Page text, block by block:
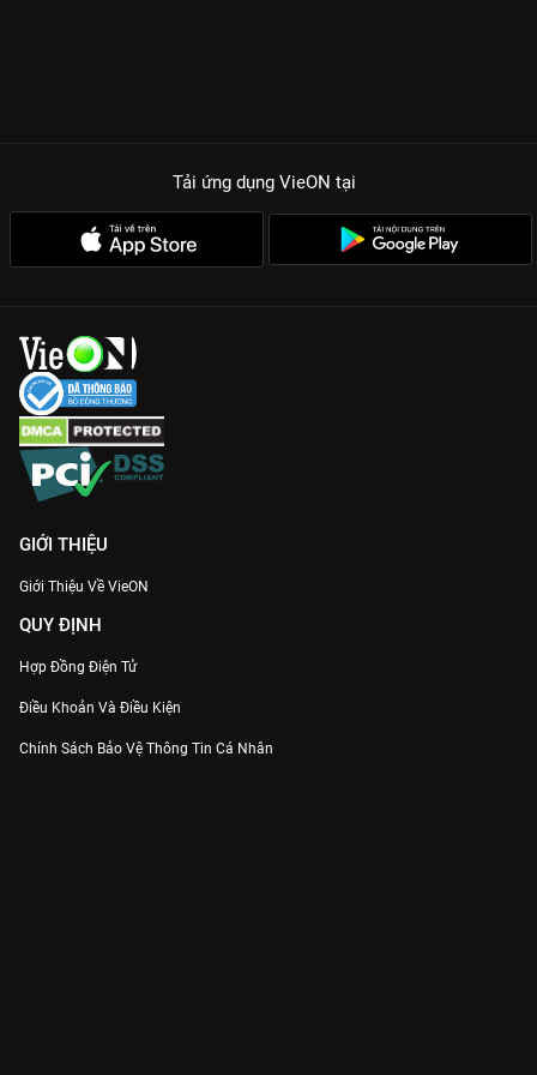
Tải ứng dụng VieON tại
GIỚI THIỆU
Giới Thiệu Về VieON
QUY ĐỊNH
Hợp Đồng Điện Tử
Điều Khoản Và Điều Kiện
Chính Sách Bảo Vệ Thông Tin Cá Nhân